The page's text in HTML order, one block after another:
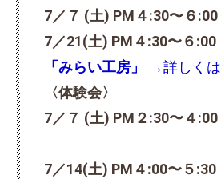
7／７ (土) PM４:30〜６:00
7／21(土) PM４:30〜６:00
「みらい工房」 →詳しくは
〈体験会〉
7／７ (土) PM２:30〜４:00
7／14(土) PM４:00〜５:30